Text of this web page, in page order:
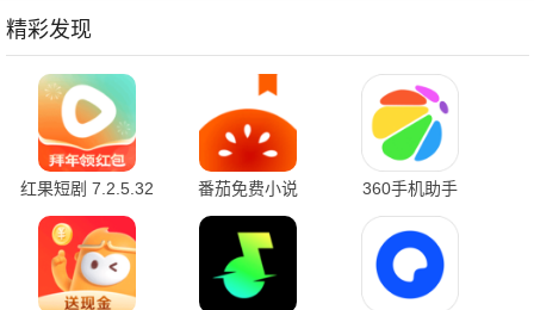
精彩发现
红果短剧 7.2.5.32
官方版
番茄免费小说
7.2.5.32 安卓版
360手机助手
10.2.2 官方版